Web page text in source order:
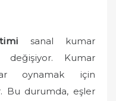
sanal kumar
Kumar
oynamak için
Bu durumda, eşler